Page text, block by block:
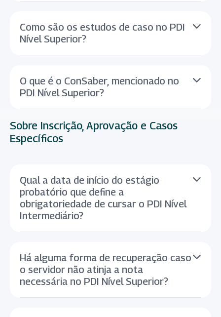
Como são os estudos de caso no PDI
Nível Superior?
O que é o ConSaber, mencionado no
PDI Nível Superior?
Sobre Inscrição, Aprovação e Casos
Específicos
Qual a data de início do estágio
probatório que define a
obrigatoriedade de cursar o PDI Nível
Intermediário?
Há alguma forma de recuperação caso
o servidor não atinja a nota
necessária no PDI Nível Superior?